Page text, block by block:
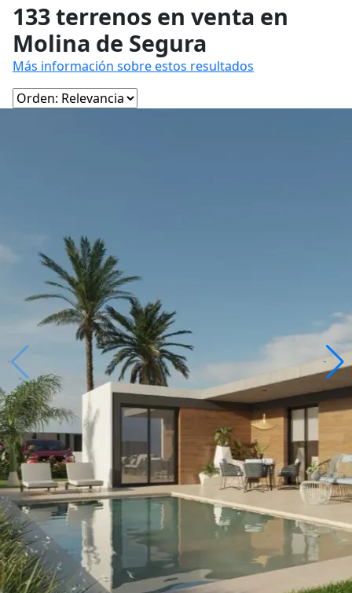
133 terrenos en venta en
Molina de Segura
Más información sobre estos resultados